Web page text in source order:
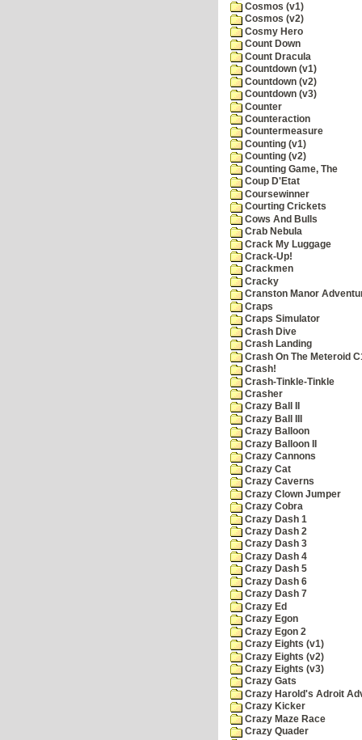
Cosmos (v1)
Cosmos (v2)
Cosmy Hero
Count Down
Count Dracula
Countdown (v1)
Countdown (v2)
Countdown (v3)
Counter
Counteraction
Countermeasure
Counting (v1)
Counting (v2)
Counting Game, The
Coup D'Etat
Coursewinner
Courting Crickets
Cows And Bulls
Crab Nebula
Crack My Luggage
Crack-Up!
Crackmen
Cracky
Cranston Manor
Craps
Craps Simulator
Crash Dive
Crash Landing
Crash On The Meteroid
Crash!
Crash-Tinkle-Tinkle
Crasher
Crazy Ball II
Crazy Ball III
Crazy Balloon
Crazy Balloon II
Crazy Cannons
Crazy Cat
Crazy Caverns
Crazy Clown Jumper
Crazy Cobra
Crazy Dash 1
Crazy Dash 2
Crazy Dash 3
Crazy Dash 4
Crazy Dash 5
Crazy Dash 6
Crazy Dash 7
Crazy Ed
Crazy Egon
Crazy Egon 2
Crazy Eights (v1)
Crazy Eights (v2)
Crazy Eights (v3)
Crazy Gats
Crazy Harold's Adroit
Crazy Kicker
Crazy Maze Race
Crazy Quader